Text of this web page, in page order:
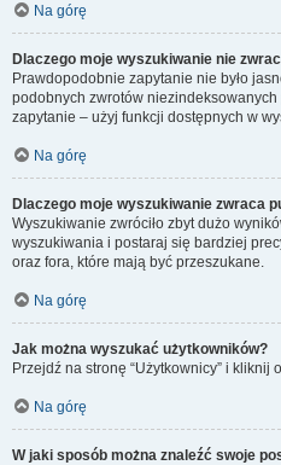
Na górę
Dlaczego moje wyszukiwanie nie
Prawdopodobnie zapytanie nie było
podobnych zwrotów niezindeksowanych
zapytanie – użyj funkcji dostępnych w
Na górę
Dlaczego moje wyszukiwanie zwraca
Wyszukiwanie zwróciło zbyt dużo
wyszukiwania i postaraj się bardziej
oraz fora, które mają być przeszukane.
Na górę
Jak można wyszukać użytkowników?
Przejdź na stronę “Użytkownicy” i kliknij
Na górę
W jaki sposób można znaleźć swoje